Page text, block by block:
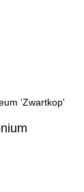
'Zwartkop'